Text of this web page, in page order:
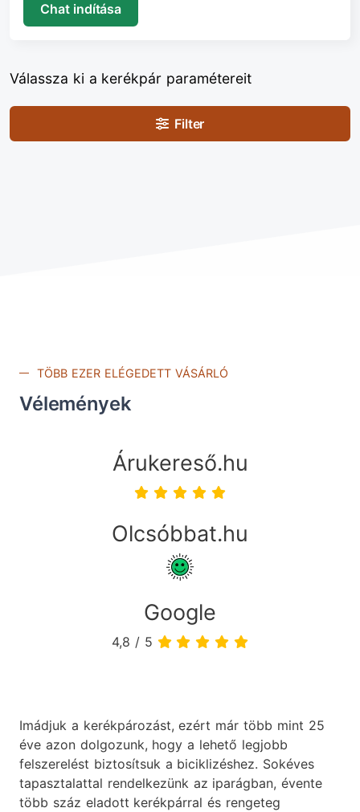
Chat indítása
Válassza ki a kerékpár paramétereit
Filter
TÖBB EZER ELÉGEDETT VÁSÁRLÓ
Vélemények
Árukereső.hu
Olcsóbbat.hu
Google
4,8 / 5
Imádjuk a kerékpározást, ezért már több mint 25
éve azon dolgozunk, hogy a lehető legjobb
felszerelést biztosítsuk a biciklizéshez. Sokéves
tapasztalattal rendelkezünk az iparágban, évente
több száz eladott kerékpárral és rengeteg